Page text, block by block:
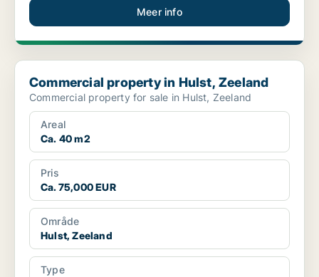
Meer info
Commercial property in Hulst, Zeeland
Commercial property in Hulst, Zeeland
Commercial property for sale in Hulst, Zeeland
Areal
Ca. 40 m2
Pris
Ca. 75,000 EUR
Område
Hulst, Zeeland
Type